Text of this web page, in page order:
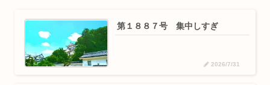
第１８８７号 集中しすぎ
2026/7/31